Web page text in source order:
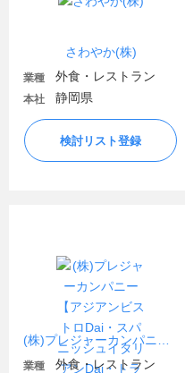
さわやか(株)
業種 外食・レストラン
本社 静岡県
検討リスト登録
業種 外食・レストラン